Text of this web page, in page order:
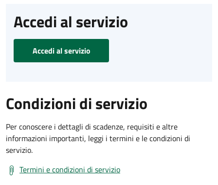
Accedi al servizio
Accedi al servizio
Condizioni di servizio
Per conoscere i dettagli di scadenze, requisiti e altre
informazioni importanti, leggi i termini e le condizioni di
servizio.
Termini e condizioni di servizio